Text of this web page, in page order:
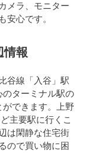
メラ、モニター
安心です。
情報
谷線「入谷」駅
ターミナル駅の
ができます。上野
主要駅に行くこ
は閑静な住宅街
ので買い物に困